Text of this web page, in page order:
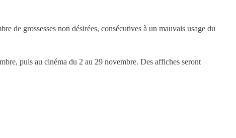
de grossesses non désirées, consécutives à un mauvais usage du
puis au cinéma du 2 au 29 novembre. Des affiches seront